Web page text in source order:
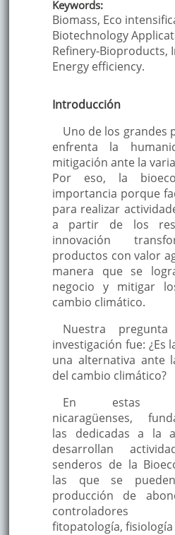
Keywords:
Biomass, Eco
Biotechnology
Refinery-Bioproducts,
Energy efficiency.
Introducción
Uno de los grandes
enfrenta la
mitigación ante la
Por eso, la
importancia porque
para realizar
a partir de los
innovación
productos con valor
manera que se
negocio y mitigar
cambio climático.
Nuestra
investigación fue: ¿Es
una alternativa ante
del cambio climático?
En estas
nicaragüenses,
las dedicadas a la
desarrollan
senderos de la
las que se
producción de
controladores
fitopatología, fisiología